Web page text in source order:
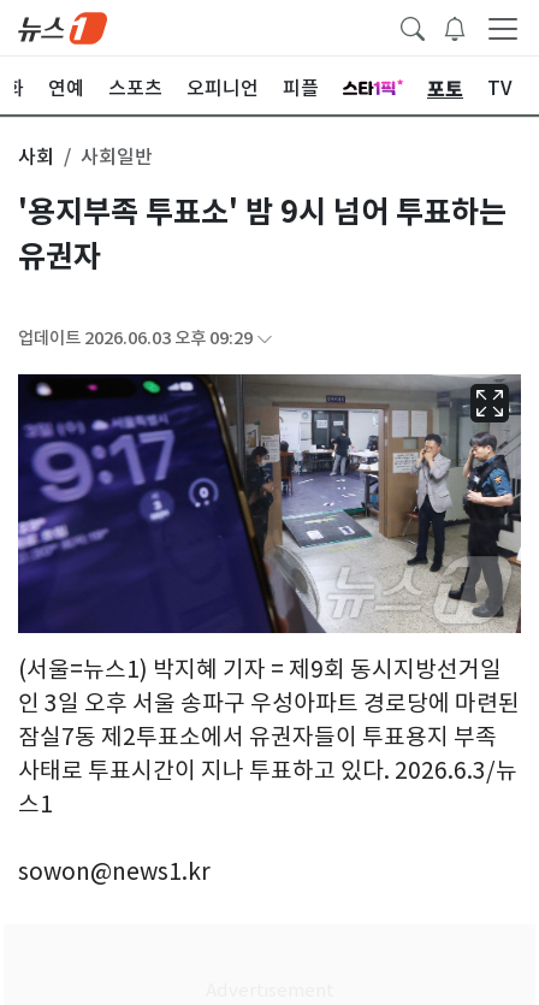
화 연예 스포츠 오피니언 피플 포토 TV
사회 사회일반
'용지부족 투표소' 밤 9시 넘어 투표하는
유권자
업데이트 2026.06.03 오후 09:29
(서울=뉴스1) 박지혜 기자 = 제9회 동시지방선거일
인 3일 오후 서울 송파구 우성아파트 경로당에 마련된
잠실7동 제2투표소에서 유권자들이 투표용지 부족
사태로 투표시간이 지나 투표하고 있다. 2026.6.3/뉴
스1
sowon@news1.kr